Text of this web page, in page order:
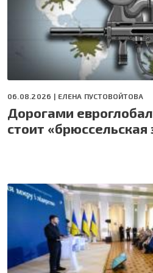
06.08.2026 | ЕЛЕНА ПУСТОВОЙТОВА
Дорогами
стоит «брюссельская